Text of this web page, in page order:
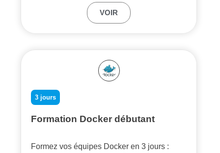
VOIR
Formation Docker débutant
3 jours
Formez vos équipes Docker en 3 jours :